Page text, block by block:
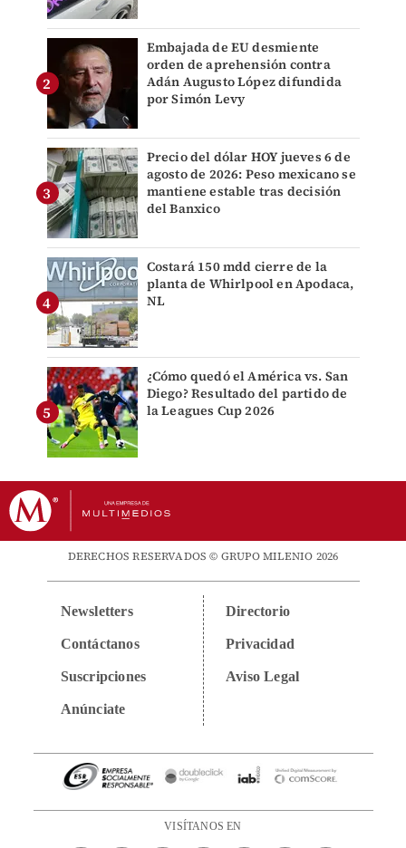
Embajada de EU desmiente
orden de aprehensión contra
Adán Augusto López difundida
por Simón Levy
Precio del dólar HOY jueves 6 de
agosto de 2026: Peso mexicano se
mantiene estable tras decisión
del Banxico
Costará 150 mdd cierre de la
planta de Whirlpool en Apodaca,
NL
¿Cómo quedó el América vs. San
Diego? Resultado del partido de
la Leagues Cup 2026
DERECHOS RESERVADOS © GRUPO MILENIO 2026
Newsletters
Contáctanos
Suscripciones
Anúnciate
Directorio
Privacidad
Aviso Legal
VISÍTANOS EN